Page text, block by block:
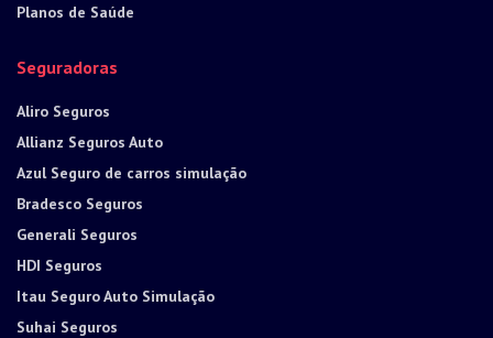
Planos de Saúde
Seguradoras
Aliro Seguros
Allianz Seguros Auto
Azul Seguro de carros simulação
Bradesco Seguros
Generali Seguros
HDI Seguros
Itau Seguro Auto Simulação
Suhai Seguros